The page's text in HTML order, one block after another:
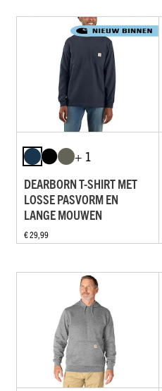
+ 1
DEARBORN T-SHIRT MET
LOSSE PASVORM EN
LANGE MOUWEN
€ 29,99